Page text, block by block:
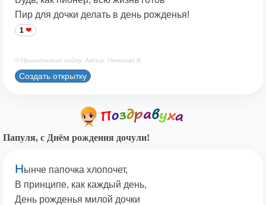
Пир для дочки делать в день рожденья!
1
© Принадлежит сайту. Автор: Печенова В.
Создать открытку
Папуля, с Днём рождения дочули!
Нынче папочка хлопочет,
В принципе, как каждый день,
День рожденья милой дочки